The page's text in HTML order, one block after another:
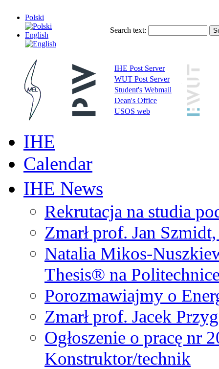
Polski
English
Search text:
IHE Post Server
WUT Post Server
Student's Webmail
Dean's Office
USOS web
IHE
Calendar
IHE News
Rekrutacja na studia
Zmarł prof. Jan
Natalia Mikos-
Thesis® na
Porozmawiajmy o
Zmarł prof. Jacek
Ogłoszenie o pracę nr
Konstruktor/technik